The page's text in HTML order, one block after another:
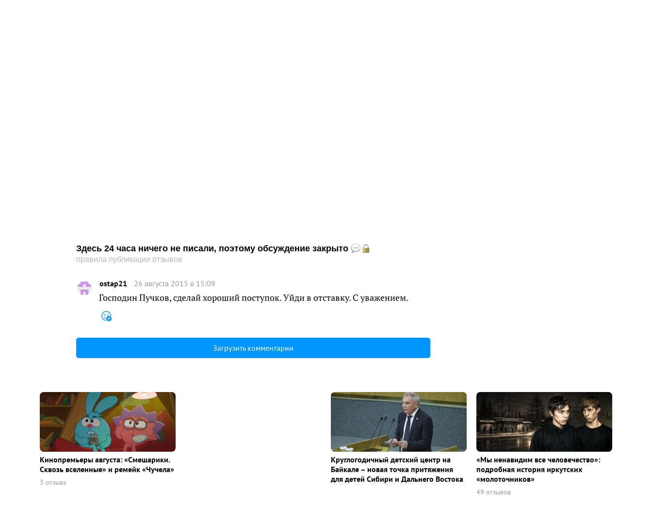
Здесь 24 часа ничего не писали, поэтому обсуждение закрыто
правила публикации отзывов
ostap21 26 августа 2015 в 15:09
Господин Пучков, сделай хороший поступок. Уйди в отставку. С уважением.
Загрузить комментарии
Кинопремьеры августа: «Смешарики.
Сквозь вселенные» и ремейк «Чучела»
3 отзыва
Круглогодичный детский центр на
Байкале – новая точка притяжения
для детей Сибири и Дальнего Востока
«Мы ненавидим все человечество»:
подробная история иркутских
«молоточников»
49 отзывов